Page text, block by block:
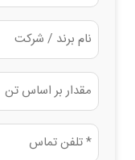
نام
خانوادگی
(ضروری)
نام
برند
/
شرکت
مقدار
(تن)
(ضروری)
تلفن
(ضروری)